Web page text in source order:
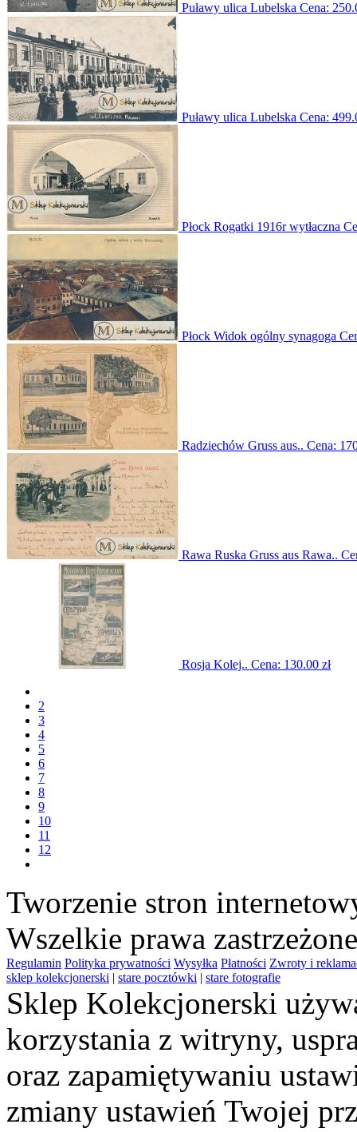
Puławy ulica Lubelska Cena:
Puławy ulica Lubelska Cena:
Płock Rogatki 1916r wytłaczna
Płock Widok ogólny synagoga
Radziechów Gruss aus.. Cena:
Rawa Ruska Gruss aus Rawa..
Rosja Kolej.. Cena: 130.00 zł
2
3
4
5
6
7
8
9
10
11
12
Tworzenie stron
Wszelkie prawa
Regulamin Polityka prywatności Wysyłka Płatności Zwroty i
sklep kolekcjonerski | stare pocztówki | stare fotografie
Sklep Kolekcjonerski
korzystania z witryny,
oraz zapamiętywaniu
zmiany ustawień Twojej